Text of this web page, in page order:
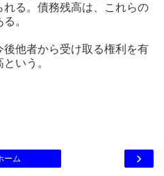
る。債務残高は、これらの
。
他者から受け取る権利を有
いう。
›
ーム